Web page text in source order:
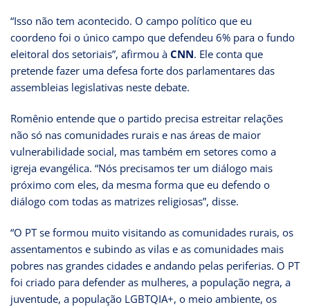
“Isso não tem acontecido. O campo político que eu
coordeno foi o único campo que defendeu 6% para o fundo
eleitoral dos setoriais”, afirmou à CNN. Ele conta que
pretende fazer uma defesa forte dos parlamentares das
assembleias legislativas neste debate.
Romênio entende que o partido precisa estreitar relações
não só nas comunidades rurais e nas áreas de maior
vulnerabilidade social, mas também em setores como a
igreja evangélica. “Nós precisamos ter um diálogo mais
próximo com eles, da mesma forma que eu defendo o
diálogo com todas as matrizes religiosas”, disse.
“O PT se formou muito visitando as comunidades rurais, os
assentamentos e subindo as vilas e as comunidades mais
pobres nas grandes cidades e andando pelas periferias. O PT
foi criado para defender as mulheres, a população negra, a
juventude, a população LGBTQIA+, o meio ambiente, os